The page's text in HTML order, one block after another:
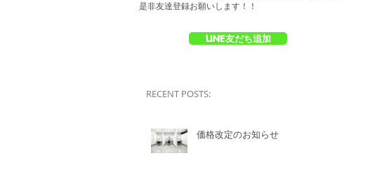
是非友達登録お願いします！！
LINE友だち追加
RECENT POSTS:
価格改定のお知らせ